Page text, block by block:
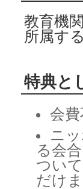
教育機
所属す
特典と
会費
ニ
る会
つい
だけま